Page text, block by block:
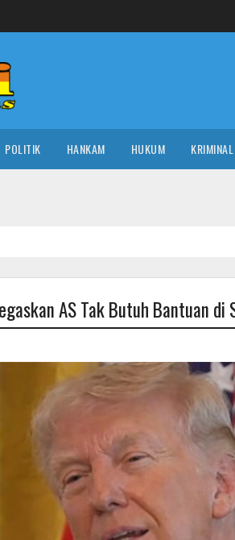
POLITIK HANKAM HUKUM KRIMINAL
AS Tak Butuh Bantuan di